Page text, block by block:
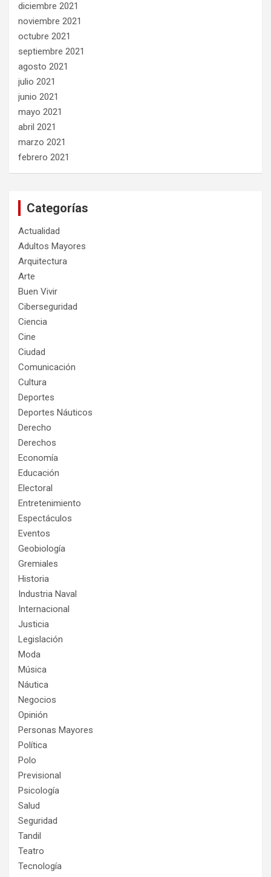
diciembre 2021
noviembre 2021
octubre 2021
septiembre 2021
agosto 2021
julio 2021
junio 2021
mayo 2021
abril 2021
marzo 2021
febrero 2021
Categorías
Actualidad
Adultos Mayores
Arquitectura
Arte
Buen Vivir
Ciberseguridad
Ciencia
Cine
Ciudad
Comunicación
Cultura
Deportes
Deportes Náuticos
Derecho
Derechos
Economía
Educación
Electoral
Entretenimiento
Espectáculos
Eventos
Geobiología
Gremiales
Historia
Industria Naval
Internacional
Justicia
Legislación
Moda
Música
Náutica
Negocios
Opinión
Personas Mayores
Política
Polo
Previsional
Psicología
Salud
Seguridad
Tandil
Teatro
Tecnología